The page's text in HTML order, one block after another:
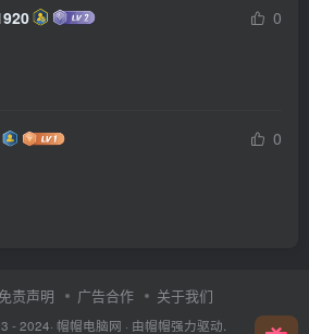
0
0
免责声明 广告合作 关于我们
- 2024· 帽帽电脑网 · 由帽帽强力驱动.